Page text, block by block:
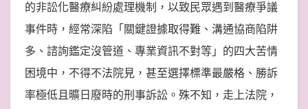
的非訟化醫療糾紛處理機制，以致民眾遇到醫療爭議
事件時，經常深陷「關鍵證據取得難、溝通協商陷阱
多、諮詢鑑定沒管道、專業資訊不對等」的四大苦情
困境中，不得不法院見，甚至選擇標準最嚴格、勝訴
率極低且曠日廢時的刑事訴訟。殊不知，走上法院，